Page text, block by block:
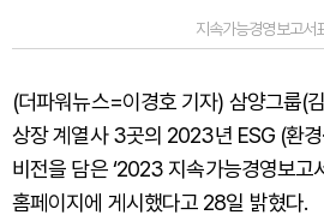
지속가능경영보고서
(더파워뉴스=이경호 기자) 삼양그룹(
상장 계열사 3곳의 2023년 ESG (환경
비전을 담은 ‘2023 지속가능경영보고
홈페이지에 게시했다고 28일 밝혔다.